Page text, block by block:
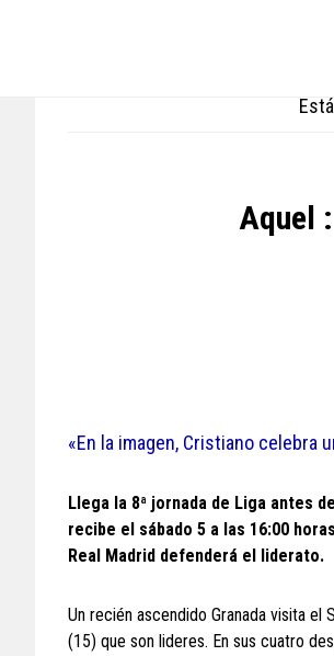
Aquel
«En la imagen, Cristiano celebra
Llega la 8ª jornada de Liga antes
recibe el sábado 5 a las 16:00
Real Madrid defenderá el liderato.
Un recién ascendido Granada visita el
(15) que son lideres. En sus cuatro